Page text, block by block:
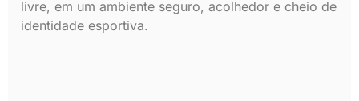
livre, em um ambiente seguro, acolhedor e cheio de
identidade esportiva.